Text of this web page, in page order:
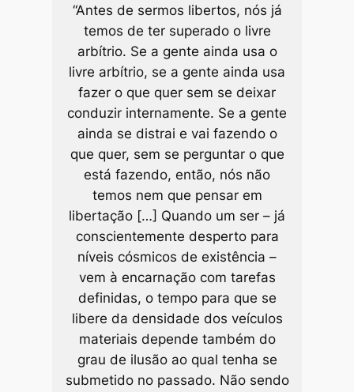
“Antes de sermos libertos, nós já
temos de ter superado o livre
arbítrio. Se a gente ainda usa o
livre arbítrio, se a gente ainda usa
fazer o que quer sem se deixar
conduzir internamente. Se a gente
ainda se distrai e vai fazendo o
que quer, sem se perguntar o que
está fazendo, então, nós não
temos nem que pensar em
libertação […] Quando um ser – já
conscientemente desperto para
níveis cósmicos de existência –
vem à encarnação com tarefas
definidas, o tempo para que se
libere da densidade dos veículos
materiais depende também do
grau de ilusão ao qual tenha se
submetido no passado. Não sendo